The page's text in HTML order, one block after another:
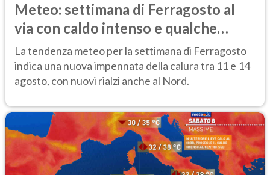
Meteo: settimana di Ferragosto al
via con caldo intenso e qualche
temporale
La tendenza meteo per la settimana di Ferragosto
indica una nuova impennata della calura tra 11 e 14
agosto, con nuovi rialzi anche al Nord.